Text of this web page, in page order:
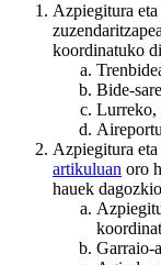
Azpiegitura
koordinatuko
Bide-
Lurreko,
Azpiegitura
artikuluan oro
hauek
Garraio-